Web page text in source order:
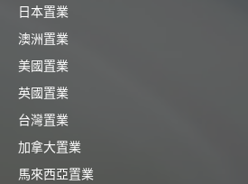
日本置業
澳洲置業
美國置業
英國置業
台灣置業
加拿大置業
馬來西亞置業